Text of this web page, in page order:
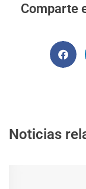
Comparte
Noticias